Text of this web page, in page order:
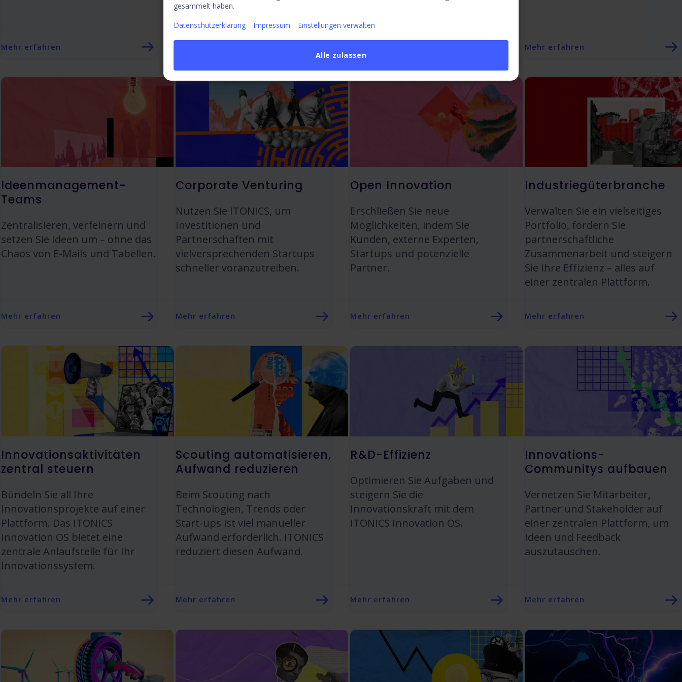
gesammelt haben.
Datenschutzerklärung
Impressum Einstellungen verwalten
Alle zulassen
Mehr erfahren
Sie die Markteinführung.
Mehr erfahren
Ideenmanagement-
Teams
Zentralisieren, verfeinern und
setzen Sie Ideen um – ohne das
Chaos von E-Mails und Tabellen.
Mehr erfahren
Corporate Venturing
Nutzen Sie ITONICS, um
Investitionen und
Partnerschaften mit
vielversprechenden Startups
schneller voranzutreiben.
Mehr erfahren
Open Innovation
Erschließen Sie neue
Möglichkeiten, indem Sie
Kunden, externe Experten,
Startups und potenzielle
Partner.
Mehr erfahren
Industriegüterbranche
Verwalten Sie ein vielseitiges
Portfolio, fördern Sie
partnerschaftliche
Zusammenarbeit und steigern
Sie Ihre Effizienz – alles auf
einer zentralen Plattform.
Mehr erfahren
Innovationsaktivitäten
zentral steuern
Bündeln Sie all Ihre
Innovationsprojekte auf einer
Plattform. Das ITONICS
Innovation OS bietet eine
zentrale Anlaufstelle für Ihr
Innovationssystem.
Mehr erfahren
Scouting automatisieren,
Aufwand reduzieren
Beim Scouting nach
Technologien, Trends oder
Start-ups ist viel manueller
Aufwand erforderlich. ITONICS
reduziert diesen Aufwand.
Mehr erfahren
R&D-Effizienz
Optimieren Sie Aufgaben und
steigern Sie die
Innovationskraft mit dem
ITONICS Innovation OS.
Mehr erfahren
Innovations-
Communitys aufbauen
Vernetzen Sie Mitarbeiter,
Partner und Stakeholder auf
einer zentralen Plattform, um
Ideen und Feedback
auszutauschen.
Mehr erfahren